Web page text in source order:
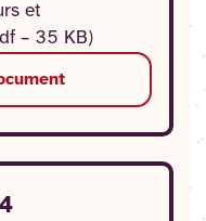
et
– 35 KB)